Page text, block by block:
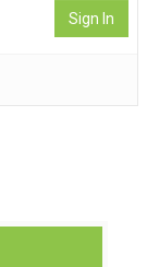
Sign In